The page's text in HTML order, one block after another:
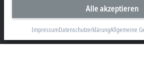
Beckhoff Automation GmbH & Co. KG
Hülshorstweg 20
33415 Verl
Alle akzeptieren
ImpressumDatenschutzerklärungAllgemeine